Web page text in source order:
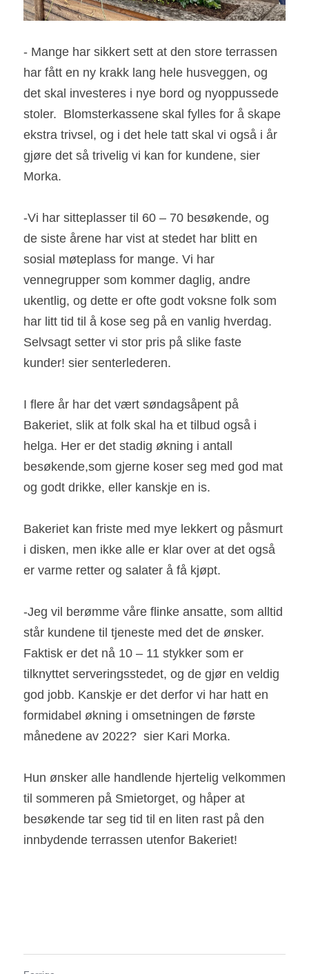
- Mange har sikkert sett at den store terrassen
har fått en ny krakk lang hele husveggen, og
det skal investeres i nye bord og nyoppussede
stoler. Blomsterkassene skal fylles for å skape
ekstra trivsel, og i det hele tatt skal vi også i år
gjøre det så trivelig vi kan for kundene, sier
Morka.
-Vi har sitteplasser til 60 – 70 besøkende, og
de siste årene har vist at stedet har blitt en
sosial møteplass for mange. Vi har
vennegrupper som kommer daglig, andre
ukentlig, og dette er ofte godt voksne folk som
har litt tid til å kose seg på en vanlig hverdag.
Selvsagt setter vi stor pris på slike faste
kunder! sier senterlederen.
I flere år har det vært søndagsåpent på
Bakeriet, slik at folk skal ha et tilbud også i
helga. Her er det stadig økning i antall
besøkende,som gjerne koser seg med god mat
og godt drikke, eller kanskje en is.
Bakeriet kan friste med mye lekkert og påsmurt
i disken, men ikke alle er klar over at det også
er varme retter og salater å få kjøpt.
-Jeg vil berømme våre flinke ansatte, som alltid
står kundene til tjeneste med det de ønsker.
Faktisk er det nå 10 – 11 stykker som er
tilknyttet serveringsstedet, og de gjør en veldig
god jobb. Kanskje er det derfor vi har hatt en
formidabel økning i omsetningen de første
månedene av 2022? sier Kari Morka.
Hun ønsker alle handlende hjertelig velkommen
til sommeren på Smietorget, og håper at
besøkende tar seg tid til en liten rast på den
innbydende terrassen utenfor Bakeriet!